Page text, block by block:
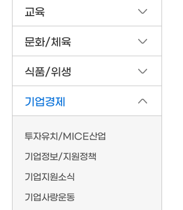
교육
문화/체육
식품/위생
기업경제
투자유치/MICE산업
기업정보/지원정책
기업지원소식
기업사랑운동